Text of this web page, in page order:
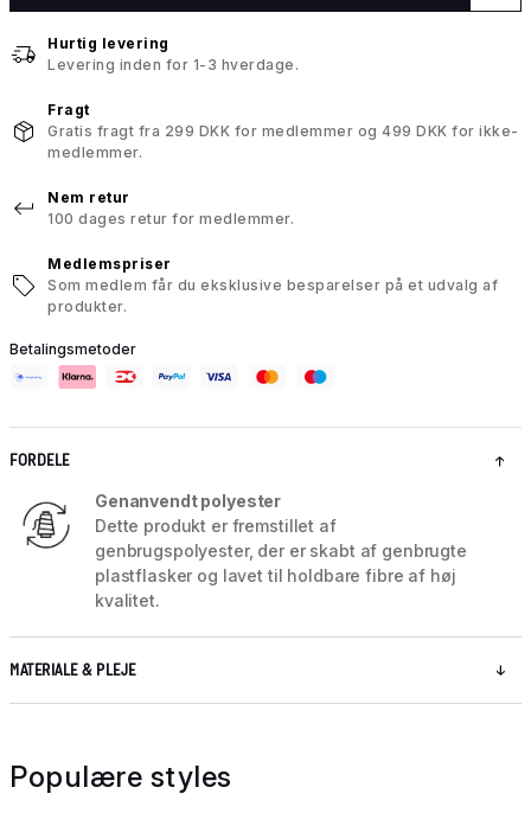
Hurtig levering
Levering inden for 1-3 hverdage.
Fragt
Gratis fragt fra 299 DKK for medlemmer og 499 DKK for ikke-
medlemmer.
Nem retur
100 dages retur for medlemmer.
Medlemspriser
Som medlem får du eksklusive besparelser på et udvalg af
produkter.
Betalingsmetoder
FORDELE
Genanvendt polyester
Dette produkt er fremstillet af
genbrugspolyester, der er skabt af genbrugte
plastflasker og lavet til holdbare fibre af høj
kvalitet.
MATERIALE & PLEJE
Populære styles